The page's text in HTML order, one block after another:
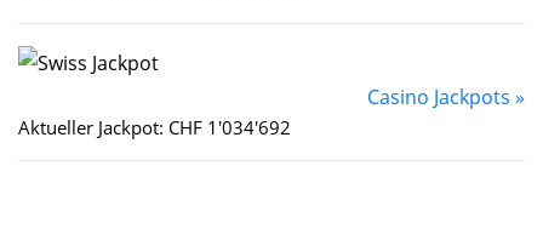
Casino Jackpots »
Aktueller Jackpot: CHF 1'034'692